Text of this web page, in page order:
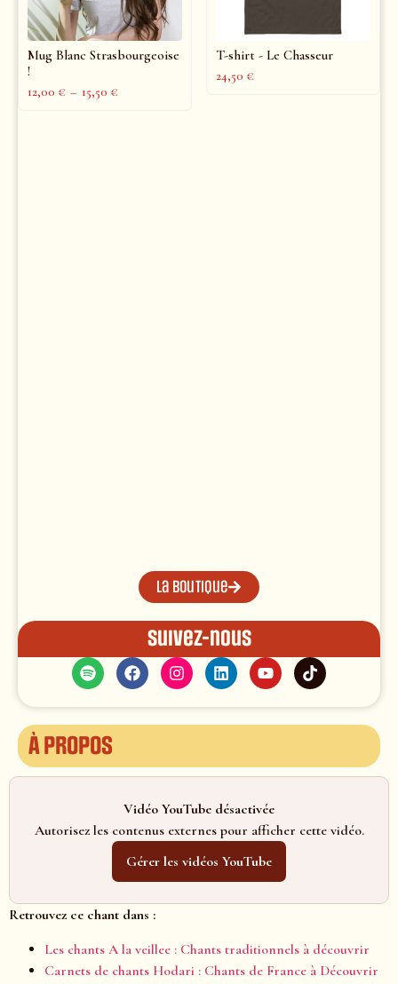
Mug Blanc Strasbourgeoise
!
12,00 € – 15,50 €
T-shirt - Le Chasseur
24,50 €
La boutique
Suivez-nous
À propos
Vidéo YouTube désactivée
Autorisez les contenus externes pour afficher cette vidéo.
Gérer les vidéos YouTube
Retrouvez ce chant dans :
Les chants A la veillee : Chants traditionnels à découvrir
Carnets de chants Hodari : Chants de France à Découvrir